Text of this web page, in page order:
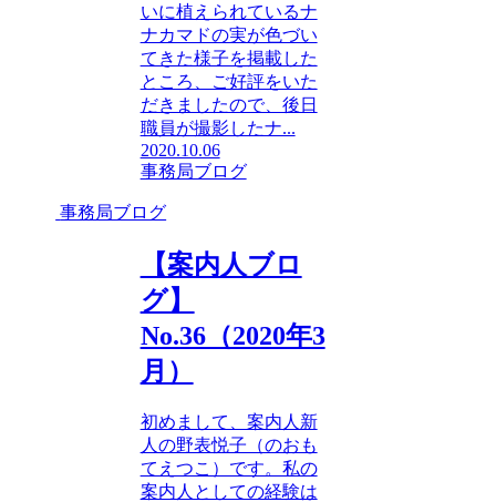
いに植えられているナ
ナカマドの実が色づい
てきた様子を掲載した
ところ、ご好評をいた
だきましたので、後日
職員が撮影したナ...
2020.10.06
事務局ブログ
事務局ブログ
【案内人ブロ
グ】
No.36（2020年3
月）
初めまして、案内人新
人の野表悦子（のおも
てえつこ）です。私の
案内人としての経験は